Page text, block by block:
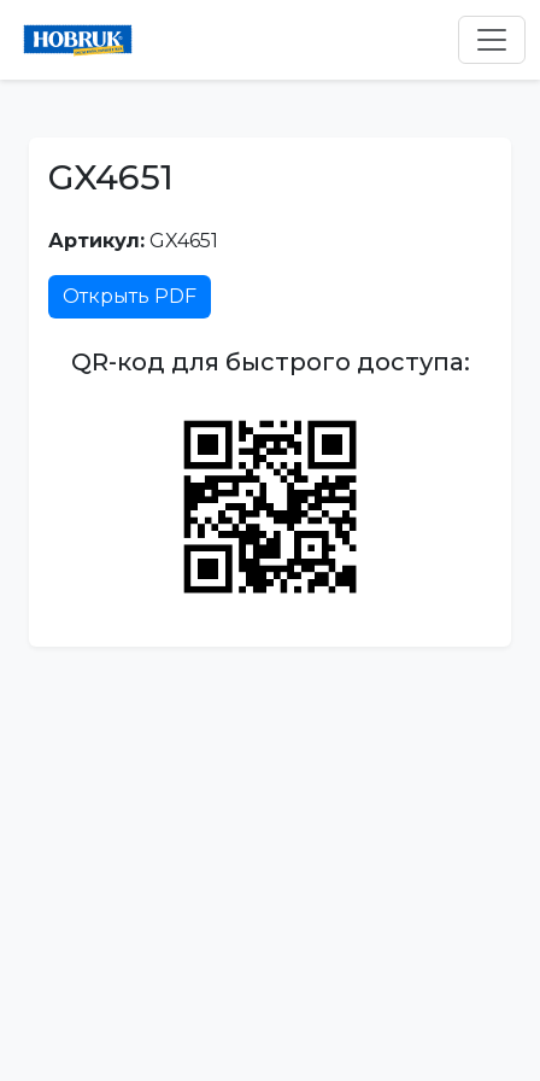
GX4651
Артикул: GX4651
Открыть PDF
QR-код для быстрого доступа: